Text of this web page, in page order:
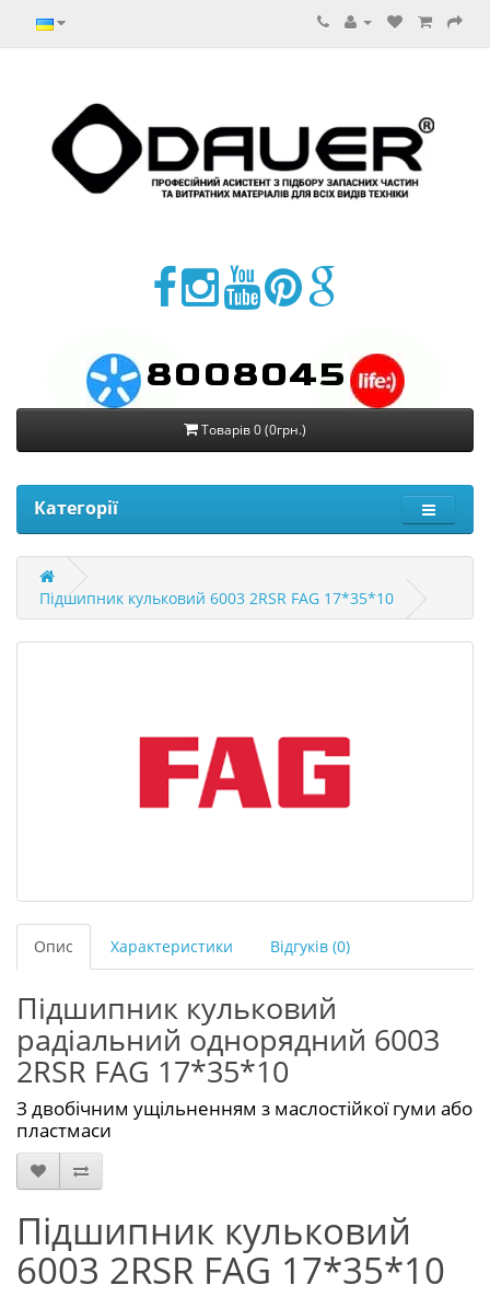
8008045
Товарів 0 (0грн.)
Категорії
Підшипник кульковий 6003 2RSR FAG 17*35*10
Опис Характеристики Відгуків (0)
Підшипник кульковий
радіальний однорядний 6003
2RSR FAG 17*35*10
З двобічним ущільненням з маслостійкої гуми або
пластмаси
Підшипник кульковий
6003 2RSR FAG 17*35*10